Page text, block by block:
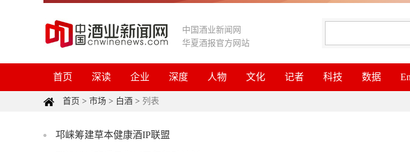
中国酒业新闻网
华夏酒报官方网站
首页 深读 企业 深度 人物 文化 记者 科技 数据
首页 > 市场 > 白酒 > 列表
邛崃筹建草本健康酒IP联盟